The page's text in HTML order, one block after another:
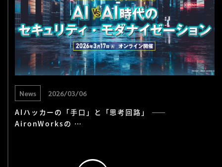
News 2026/03/06
AIハッカーの「手口」と「思考回路」 ——
AironWorksの …